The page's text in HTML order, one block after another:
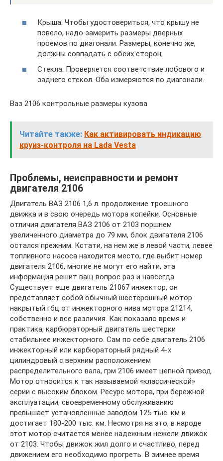
Крыша. Чтобы удостовериться, что крышу не
повело, надо замерить размеры дверных
проемов по диагонали. Размеры, конечно же,
должны совпадать с обеих сторон;
Стекла. Проверяется соответствие лобового и
заднего стекол. Оба измеряются по диагонали.
Ваз 2106 контрольные размеры кузова
Читайте также: Как активировать индикацию
круиз-контроля на Lada Vesta
Проблемы, неисправности и ремонт
двигателя 2106
Двигатель ВАЗ 2106 1,6 л. продолжение троешного
движка и в свою очередь мотора копейки. Основные
отличия двигателя ВАЗ 2106 от 2103 поршнем
увеличенного диаметра до 79 мм, блок двигателя 2106
остался прежним. Кстати, на нем же в левой части, левее
топливного насоса находится место, где выбит номер
двигателя 2106, многие не могут его найти, эта
информация решит ващ вопрос раз и навсегда.
Существует еще двигатель 21067 инжектор, он
представляет собой обычный шестерошный мотор
накрытый гбц от инжекторного нива мотора 21214,
собственно и все различия. Как показало время и
практика, карбюраторный двигатель шестерки
стабильнее инжекторного. Сам по себе двигатель 2106
инжекторный или карбюраторный рядный 4-х
цилиндровый с верхним расположением
распределительного вала, грм 2106 имеет цепной привод.
Мотор относится к так называемой «классической»
серии с высоким блоком. Ресурс мотора, при бережной
эксплуатации, своевременному обслуживанию
превышает установленные заводом 125 тыс. км и
достигает 180-200 тыс. км. Несмотря на это, в народе
этот мотор считается менее надежным нежели движок
от 2103. Чтобы движок жил долго и счастливо, перед
движением его необходимо прогреть. В зимнее время